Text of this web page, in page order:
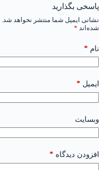
پاسخی بگذارید
نشانی ایمیل شما منتشر نخواهد شد.
شده‌اند *
نام *
ایمیل *
وبسایت
افزودن دیدگاه *